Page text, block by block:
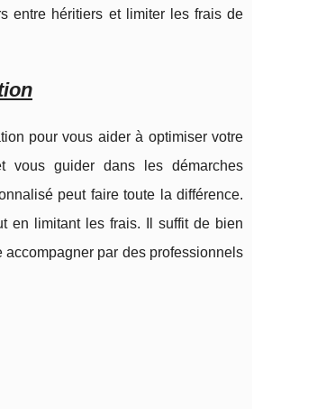
entre héritiers et limiter les frais de
pour vous aider à optimiser votre
vous guider dans les démarches
peut faire toute la différence.
en limitant les frais. Il suffit de bien
par des professionnels